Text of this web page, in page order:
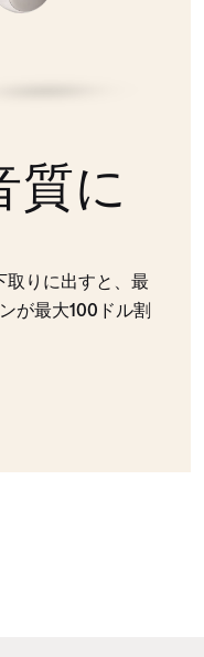
質に
取りに出すと、最
が最大100ドル割